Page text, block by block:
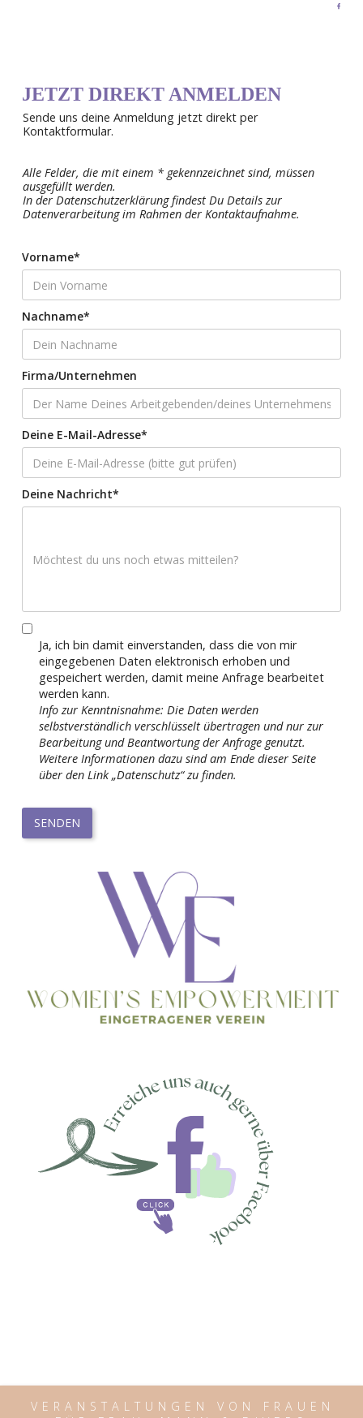
JETZT DIREKT ANMELDEN
Sende uns deine Anmeldung jetzt direkt per
Kontaktformular.
Alle Felder, die mit einem * gekennzeichnet sind, müssen
ausgefüllt werden.
In der Datenschutzerklärung findest Du Details zur
Datenverarbeitung im Rahmen der Kontaktaufnahme.
Vorname*
Nachname*
Firma/Unternehmen
Deine E-Mail-Adresse*
Deine Nachricht*
Ja, ich bin damit einverstanden, dass die von mir
eingegebenen Daten elektronisch erhoben und
gespeichert werden, damit meine Anfrage bearbeitet
werden kann.
Info zur Kenntnisnahme: Die Daten werden
selbstverständlich verschlüsselt übertragen und nur zur
Bearbeitung und Beantwortung der Anfrage genutzt.
Weitere Informationen dazu sind am Ende dieser Seite
über den Link „Datenschutz“ zu finden.
VERANSTALTUNGEN VON FRAUEN